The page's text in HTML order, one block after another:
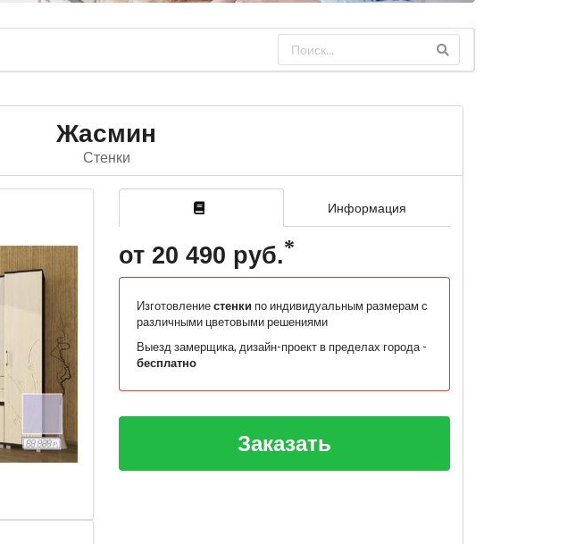
Жасмин
Стенки
Информация
от 20 490 руб.
Изготовлениестенки по индивидуальным размерам с
различными цветовыми решениями
Выезд замерщика, дизайн-проект в пределах города -
бесплатно
Заказать